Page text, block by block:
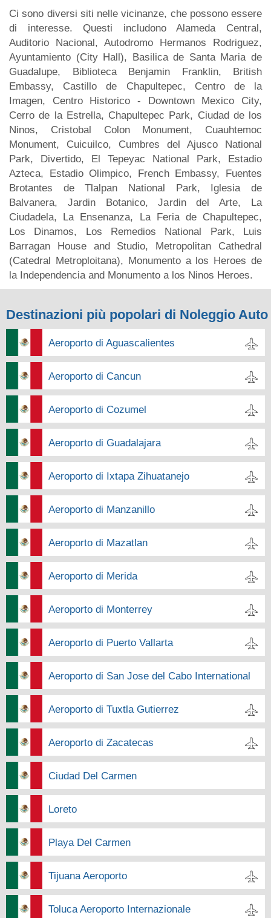
Ci sono diversi siti nelle vicinanze, che possono essere
di interesse. Questi includono Alameda Central,
Auditorio Nacional, Autodromo Hermanos Rodriguez,
Ayuntamiento (City Hall), Basilica de Santa Maria de
Guadalupe, Biblioteca Benjamin Franklin, British
Embassy, Castillo de Chapultepec, Centro de la
Imagen, Centro Historico - Downtown Mexico City,
Cerro de la Estrella, Chapultepec Park, Ciudad de los
Ninos, Cristobal Colon Monument, Cuauhtemoc
Monument, Cuicuilco, Cumbres del Ajusco National
Park, Divertido, El Tepeyac National Park, Estadio
Azteca, Estadio Olimpico, French Embassy, Fuentes
Brotantes de Tlalpan National Park, Iglesia de
Balvanera, Jardin Botanico, Jardin del Arte, La
Ciudadela, La Ensenanza, La Feria de Chapultepec,
Los Dinamos, Los Remedios National Park, Luis
Barragan House and Studio, Metropolitan Cathedral
(Catedral Metroploitana), Monumento a los Heroes de
la Independencia and Monumento a los Ninos Heroes.
Destinazioni più popolari di Noleggio Auto
Aeroporto di Aguascalientes
Aeroporto di Cancun
Aeroporto di Cozumel
Aeroporto di Guadalajara
Aeroporto di Ixtapa Zihuatanejo
Aeroporto di Manzanillo
Aeroporto di Mazatlan
Aeroporto di Merida
Aeroporto di Monterrey
Aeroporto di Puerto Vallarta
Aeroporto di San Jose del Cabo International
Aeroporto di Tuxtla Gutierrez
Aeroporto di Zacatecas
Ciudad Del Carmen
Loreto
Playa Del Carmen
Tijuana Aeroporto
Toluca Aeroporto Internazionale